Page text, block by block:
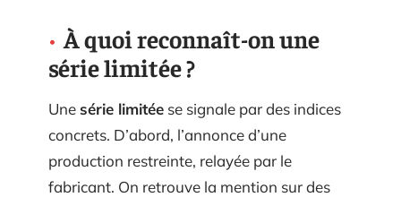
À quoi reconnaît-on une
série limitée ?
Unesérie limitée se signale par des indices
concrets. D’abord, l’annonce d’une
production restreinte, relayée par le
fabricant. On retrouve la mention sur des